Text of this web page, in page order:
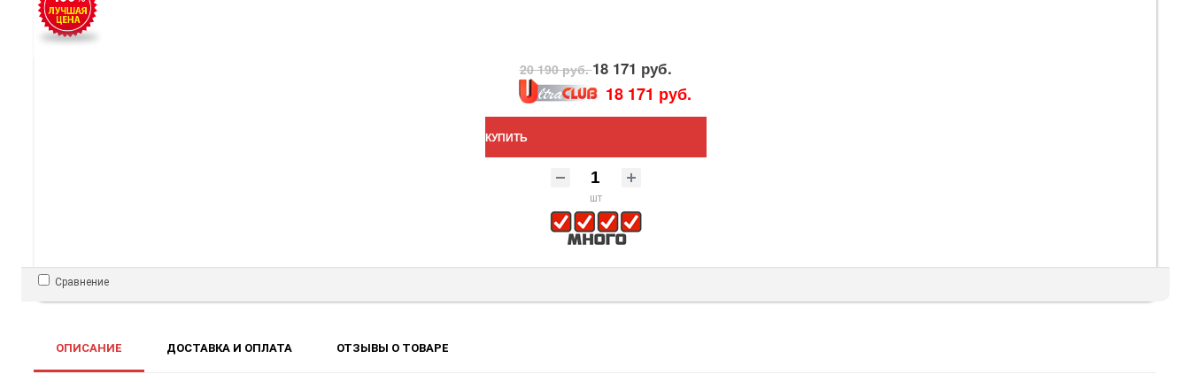
20 190 руб.18 171 руб.
18 171 руб.
КУПИТЬ
шт
Сравнение
ОПИСАНИЕ ДОСТАВКА И ОПЛАТА ОТЗЫВЫ О ТОВАРЕ